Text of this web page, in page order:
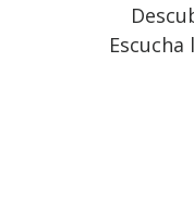
Escucha